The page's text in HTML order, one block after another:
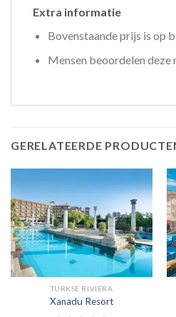
Extra informatie
Bovenstaande prijs is op
Mensen beoordelen deze
GERELATEERDE
TURKSE RIVIERA
Xanadu Resort